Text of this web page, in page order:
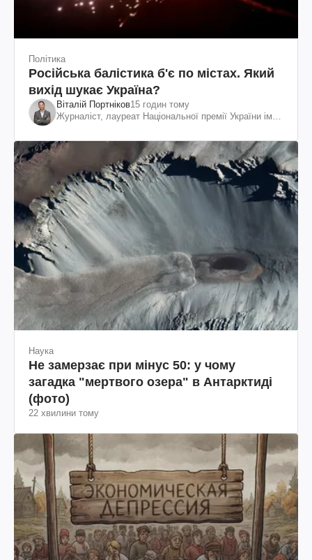
Політика
Російська балістика б'є по містах. Який
вихід шукає Україна?
Віталій Портніков15 годин тому
Журналіст, лауреат Національної премії України ім.
Наука
Не замерзає при мінус 50: у чому
загадка "мертвого озера" в Антарктиді
(фото)
22 хвилини тому